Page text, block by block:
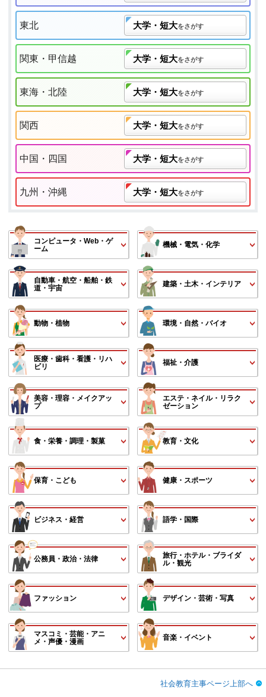
東北 大学・短大をさがす
関東・甲信越 大学・短大をさがす
東海・北陸 大学・短大をさがす
関西 大学・短大をさがす
中国・四国 大学・短大をさがす
九州・沖縄 大学・短大をさがす
コンピュータ・Web・ゲ
ーム
機械・電気・化学
自動車・航空・船舶・鉄
道・宇宙
建築・土木・インテリア
動物・植物 環境・自然・バイオ
医療・歯科・看護・リハ
ビリ
福祉・介護
美容・理容・メイクアッ
プ
エステ・ネイル・リラク
ゼーション
食・栄養・調理・製菓 教育・文化
保育・こども 健康・スポーツ
ビジネス・経営 語学・国際
公務員・政治・法律
旅行・ホテル・ブライダ
ル・観光
ファッション デザイン・芸術・写真
マスコミ・芸能・アニ
メ・声優・漫画
音楽・イベント
社会教育主事ページ上部へ